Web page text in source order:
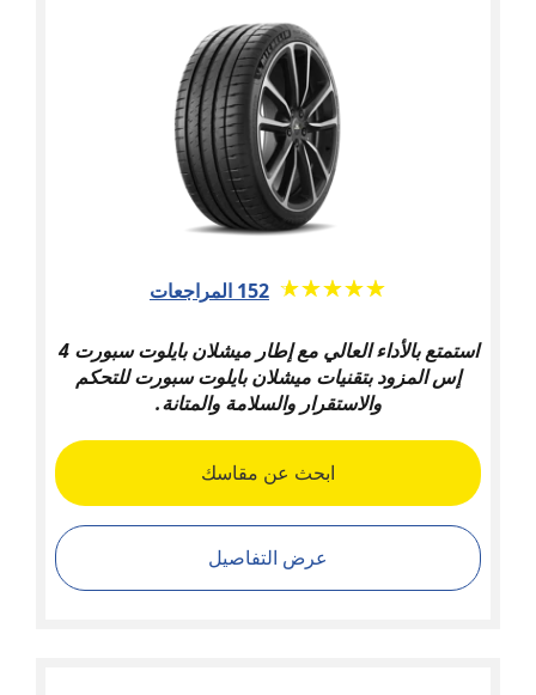
★★★★★
☆☆☆☆☆ 152 المراجعات
استمتع بالأداء العالي مع إطار ميشلان بايلوت سبورت 4
إس المزود بتقنيات ميشلان بايلوت سبورت للتحكم
والاستقرار والسلامة والمتانة.
ابحث عن مقاسك
عرض التفاصيل